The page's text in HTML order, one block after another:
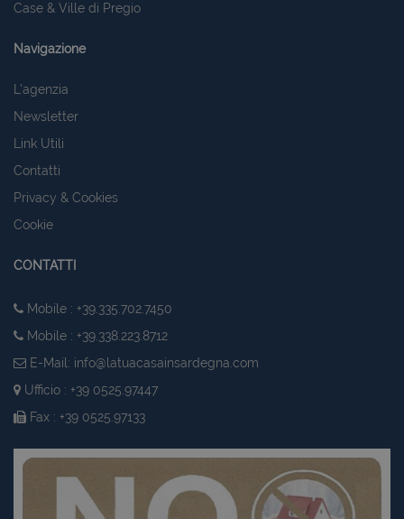
Case & Ville di Pregio
Navigazione
L'agenzia
Newsletter
Link Utili
Contatti
Privacy & Cookies
Cookie
CONTATTI
Mobile : +39.335.702.7450
Mobile : +39.338.223.8712
E-Mail: info@latuacasainsardegna.com
Ufficio : +39 0525.97447
Fax : +39 0525.97133